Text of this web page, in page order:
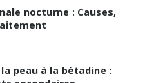
nocturne : Causes,
peau à la bétadine :